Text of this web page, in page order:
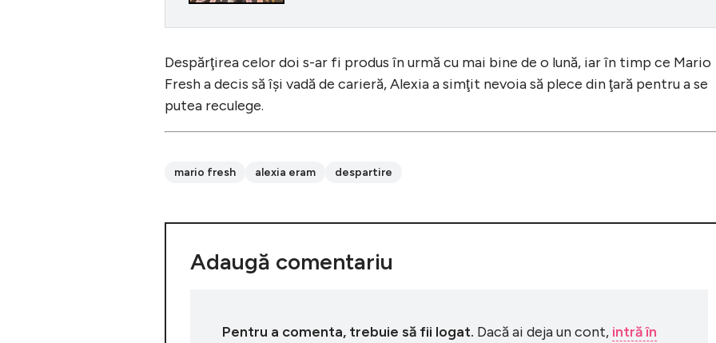
Despărţirea celor doi s-ar fi produs în urmă cu mai bine de o lună, iar în timp ce Mario
Fresh a decis să îşi vadă de carieră, Alexia a simţit nevoia să plece din ţară pentru a se
putea reculege.
mario fresh alexia eram despartire
Adaugă comentariu
Pentru a comenta, trebuie să fii logat. Dacă ai deja un cont, intră în